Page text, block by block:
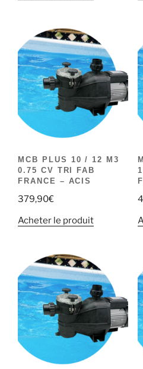
MCB PLUS 10 / 12 M3
0.75 CV TRI FAB
FRANCE – ACIS
379,90€
Acheter le produit